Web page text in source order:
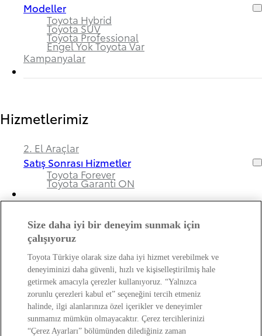
Modeller
Toyota Hybrid
Toyota SUV
Toyota Professional
Engel Yok Toyota Var
Kampanyalar
Hizmetlerimiz
2. El Araçlar
Satış Sonrası Hizmetler
Toyota Forever
Toyota Garanti ON
Bayimiz ve Toyota Hakkında
Hakkımızda
Bayi Bilgileri
Toyota Hakkında
Bayi Banka Hesap Bilgileri ve Sigorta Şirketleri
Kişisel Verilerin Korunması Hakkında
Bilgilendirme
Size daha iyi bir deneyim sunmak için
çalışıyoruz
Toyota Türkiye olarak size daha iyi hizmet verebilmek ve
deneyiminizi daha güvenli, hızlı ve kişiselleştirilmiş hale
getirmek amacıyla çerezler kullanıyoruz. “Yalnızca
zorunlu çerezleri kabul et” seçeneğini tercih etmeniz
halinde, ilgi alanlarınıza özel içerikler ve deneyimler
sunmamız mümkün olmayacaktır. Çerez tercihlerinizi
“Çerez Ayarları” bölümünden dilediğiniz zaman